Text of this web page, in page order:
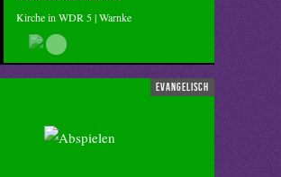
Kirche in WDR 5 | Warnke
evangelisch